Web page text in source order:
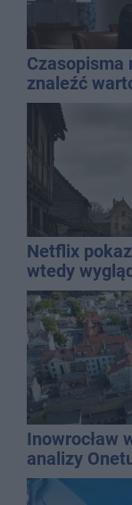
Czasopisma
znaleźć
Netflix
wtedy
Inowrocław
analizy
najbardziej